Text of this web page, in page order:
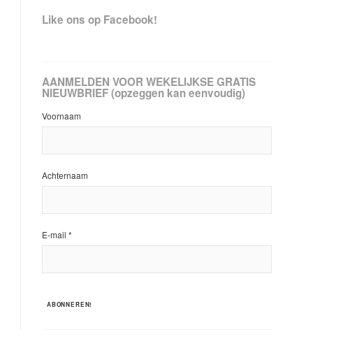
Like ons op Facebook!
AANMELDEN VOOR WEKELIJKSE GRATIS
NIEUWBRIEF (opzeggen kan eenvoudig)
Voornaam
Achternaam
E-mail *